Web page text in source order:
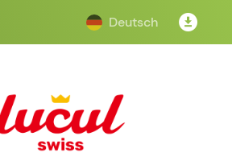
Deutsch